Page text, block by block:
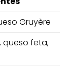
Gruyère
queso feta,